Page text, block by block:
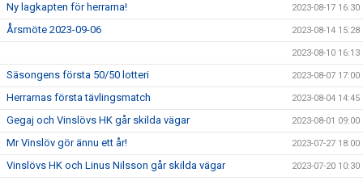
Ny lagkapten för herrarna! 2023-08-17 16:30
Årsmöte 2023-09-06 2023-08-14 15:28
2023-08-10 16:13
Säsongens första 50/50 lotteri 2023-08-07 17:00
Herrarnas första tävlingsmatch 2023-08-04 14:45
Gegaj och Vinslövs HK går skilda vägar 2023-08-01 09:00
Mr Vinslöv gör ännu ett år! 2023-07-27 18:00
Vinslövs HK och Linus Nilsson går skilda vägar 2023-07-20 10:30